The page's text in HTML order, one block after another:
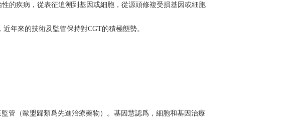
的疾病，從表征追溯到基因或細胞，從源頭修複受損基因或細胞
年來的技術及監管保持對CGT的積極態勢。
管（歐盟歸類爲先進治療藥物）。基因慧認爲，細胞和基因治療